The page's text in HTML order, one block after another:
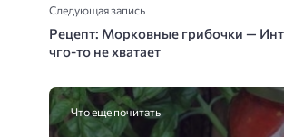
Следующая запись
Рецепт: Морковные грибочки —
чго-то не хватает
Что еще почитать